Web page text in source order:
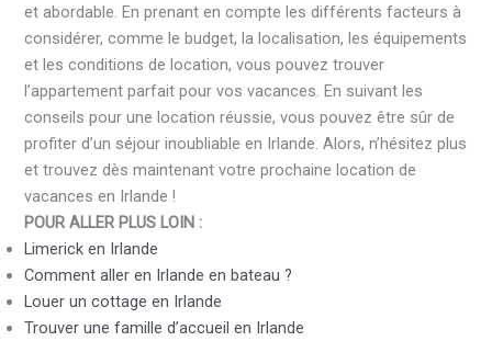
et abordable. En prenant en compte les différents facteurs à
considérer, comme le budget, la localisation, les équipements
et les conditions de location, vous pouvez trouver
l’appartement parfait pour vos vacances. En suivant les
conseils pour une location réussie, vous pouvez être sûr de
profiter d’un séjour inoubliable en Irlande. Alors, n’hésitez plus
et trouvez dès maintenant votre prochaine location de
vacances en Irlande !
POUR ALLER PLUS LOIN :
Limerick en Irlande
Comment aller en Irlande en bateau ?
Louer un cottage en Irlande
Trouver une famille d’accueil en Irlande